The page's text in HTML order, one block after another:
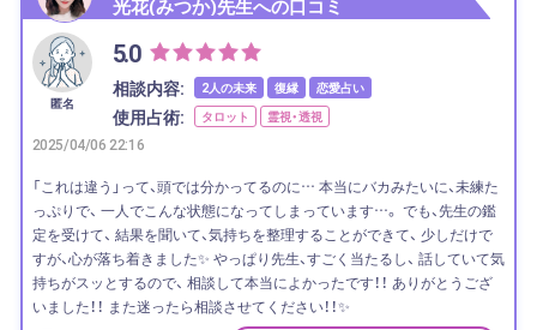
光花(みつか)先生への口コミ
匿名
5.0
相談内容: 2人の未来 復縁 恋愛占い
使用占術: タロット 霊視・透視
2025/04/06 22:16
「これは違う」って、頭では分かってるのに… 本当にバカみたいに、未練た
っぷりで、 一人でこんな状態になってしまっています…。 でも、先生の鑑
定を受けて、 結果を聞いて、気持ちを整理することができて、 少しだけで
すが、心が落ち着きました✨ やっぱり先生、すごく当たるし、 話していて気
持ちがスッとするので、 相談して本当によかったです！！ ありがとうござ
いました！！ また迷ったら相談させてください！！✨